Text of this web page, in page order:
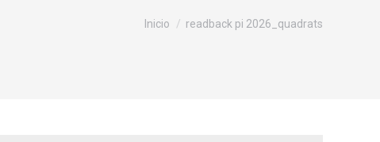
Estás aquí:
Inicio readback pi 2026_quadrats